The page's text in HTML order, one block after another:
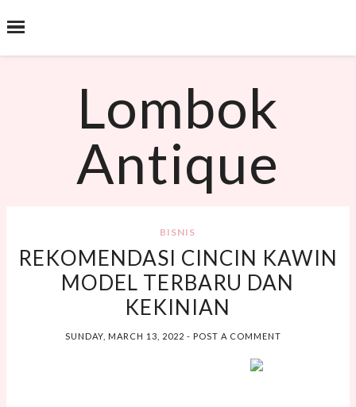
˟
Lombok
Antique
BISNIS
REKOMENDASI CINCIN KAWIN
MODEL TERBARU DAN
KEKINIAN
SUNDAY, MARCH 13, 2022- POST A COMMENT